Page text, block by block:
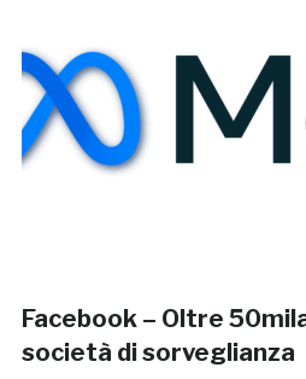
Facebook – Oltre
società di sorveglianza